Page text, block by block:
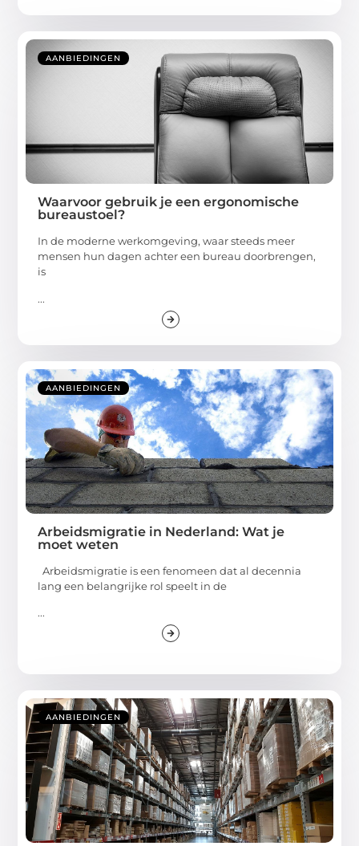
AANBIEDINGEN
Waarvoor gebruik je een ergonomische
bureaustoel?
In de moderne werkomgeving, waar steeds meer
mensen hun dagen achter een bureau doorbrengen,
is
...
AANBIEDINGEN
Arbeidsmigratie in Nederland: Wat je
moet weten
Arbeidsmigratie is een fenomeen dat al decennia
lang een belangrijke rol speelt in de
...
AANBIEDINGEN